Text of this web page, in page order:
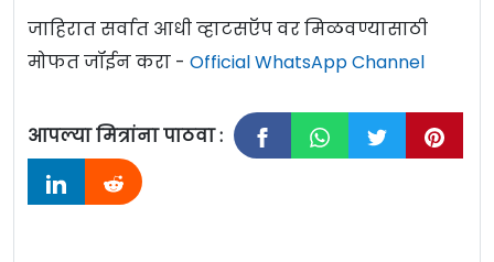
जाहिरात सर्वात आधी व्हाटसऍप वर मिळवण्यासाठी
मोफत जॉईन करा - Official WhatsApp Channel
आपल्या मित्रांना पाठवा :